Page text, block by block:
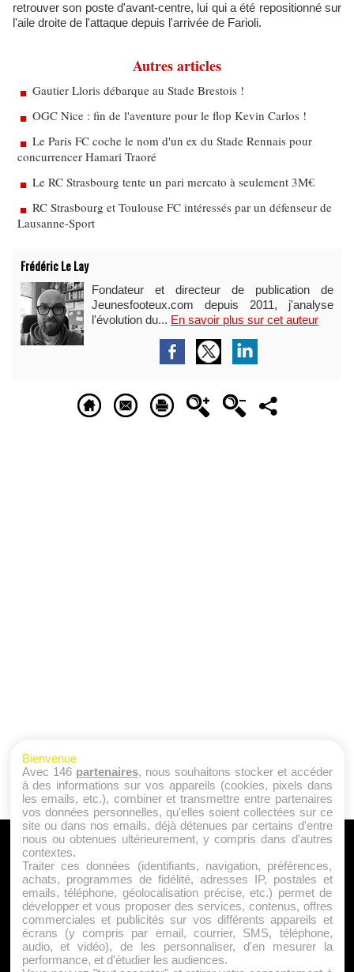
retrouver son poste d'avant-centre, lui qui a été repositionné sur
l'aile droite de l'attaque depuis l'arrivée de Farioli.
Autres articles
Gautier Lloris débarque au Stade Brestois !
OGC Nice : fin de l'aventure pour le flop Kevin Carlos !
Le Paris FC coche le nom d'un ex du Stade Rennais pour
concurrencer Hamari Traoré
Le RC Strasbourg tente un pari mercato à seulement 3M€
RC Strasbourg et Toulouse FC intéressés par un défenseur de
Lausanne-Sport
Frédéric Le Lay
Fondateur et directeur de publication de
Jeunesfooteux.com depuis 2011, j'analyse
l'évolution du... En savoir plus sur cet auteur
A PROPOS
Qui sommes nous ?
Mentions Légales
Publicité
Politique de Cookies
Contact
Bienvenue
Avec 146 partenaires, nous souhaitons stocker et accéder
à des informations sur vos appareils (cookies, pixels dans
les emails, etc.), combiner et transmettre entre partenaires
vos données personnelles, qu'elles soient collectées sur ce
site ou dans nos emails, déjà détenues par certains d'entre
nous ou obtenues ultérieurement, y compris dans d'autres
contextes.
Traiter ces données (identifiants, navigation, préférences,
achats, programmes de fidélité, adresses IP, postales et
emails, téléphone, géolocalisation précise, etc.) permet de
développer et vous proposer des services, contenus, offres
commerciales et publicités sur vos différents appareils et
écrans (y compris par email, courrier, SMS, téléphone,
audio, et vidéo), de les personnaliser, d'en mesurer la
performance, et d'étudier les audiences.